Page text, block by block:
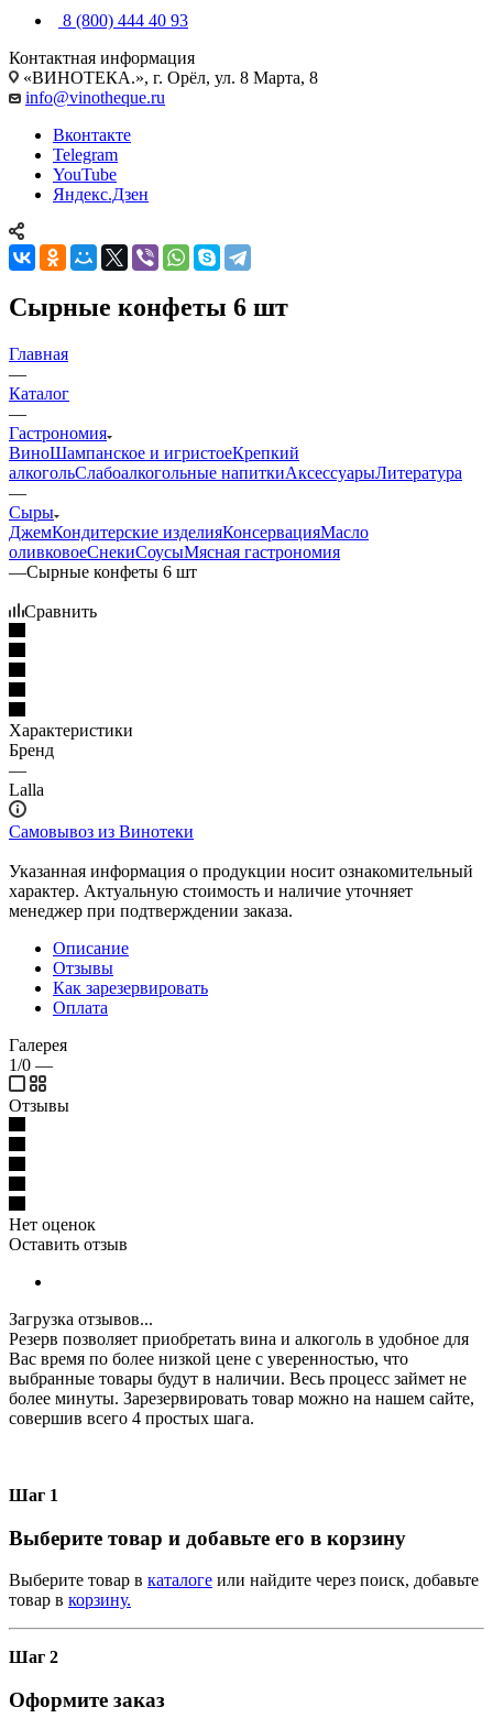
8 (800) 444 40 93
Контактная информация
«ВИНОТЕКА.», г. Орёл, ул. 8 Марта, 8
info@vinotheque.ru
Вконтакте
Telegram
YouTube
Яндекс.Дзен
Сырные конфеты 6 шт
Главная
—
Каталог
—
Гастрономия
ВиноШампанское и игристоеКрепкий
алкогольСлабоалкогольные напиткиАксессуарыЛитература
—
Сыры
ДжемКондитерские изделияКонсервацияМасло
оливковоеСнекиСоусыМясная гастрономия
—Сырные конфеты 6 шт
Сравнить
Характеристики
Бренд
—
Lalla
Самовывоз из Винотеки
Указанная информация о продукции носит ознакомительный
характер. Актуальную стоимость и наличие уточняет
менеджер при подтверждении заказа.
Описание
Отзывы
Как зарезервировать
Оплата
Галерея
1/0 —
Отзывы
Нет оценок
Оставить отзыв
Загрузка отзывов...
Резерв позволяет приобретать вина и алкоголь в удобное для
Вас время по более низкой цене с уверенностью, что
выбранные товары будут в наличии. Весь процесс займет не
более минуты. Зарезервировать товар можно на нашем сайте,
совершив всего 4 простых шага.
Шаг 1
Выберите товар и добавьте его в корзину
Выберите товар в каталоге или найдите через поиск, добавьте
товар в корзину.
Шаг 2
Оформите заказ